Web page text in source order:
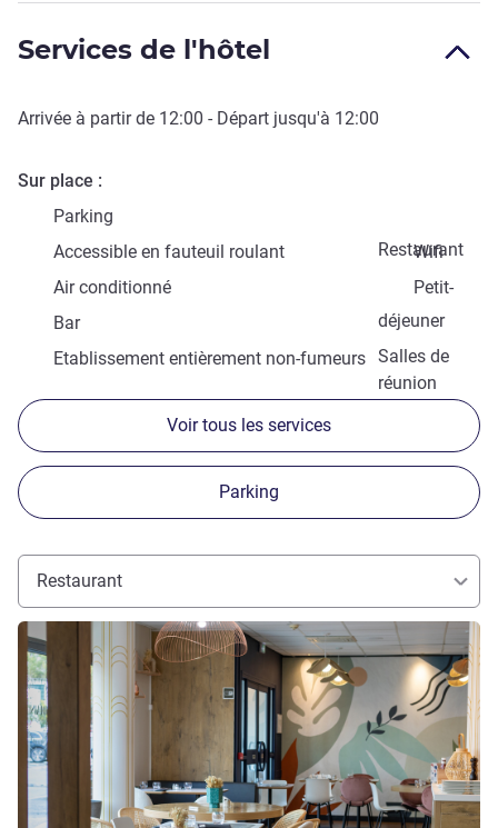
Services de l'hôtel
Arrivée à partir de 12:00 - Départ jusqu'à 12:00
Sur place
Parking
Restaurant
Accessible en fauteuil roulant
Wifi
Air conditionné
Petit-
déjeuner
Bar
Salles de
réunion
Etablissement entièrement non-fumeurs
Voir tous les services
Parking
Restaurant
Voir les détails